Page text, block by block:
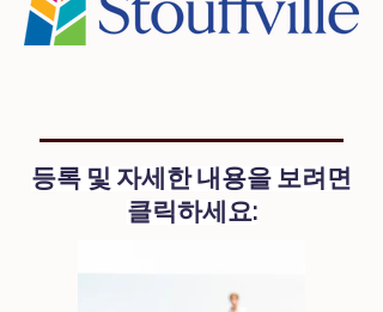
등록 및 자세한 내용을 보려면
클릭하세요: